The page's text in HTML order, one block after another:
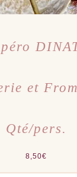
et
Qté/pers.
8,50€